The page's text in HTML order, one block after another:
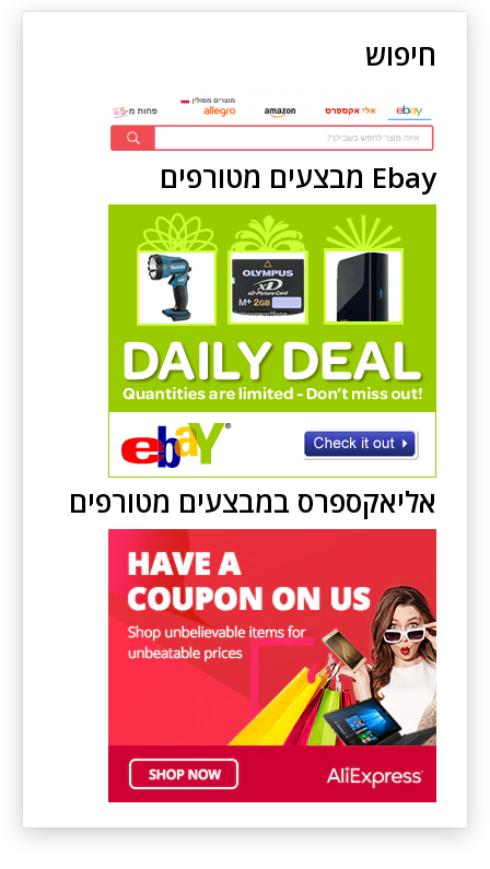
חיפוש
Ebay מבצעים מטורפים
אליאקספרס במבצעים מטורפים